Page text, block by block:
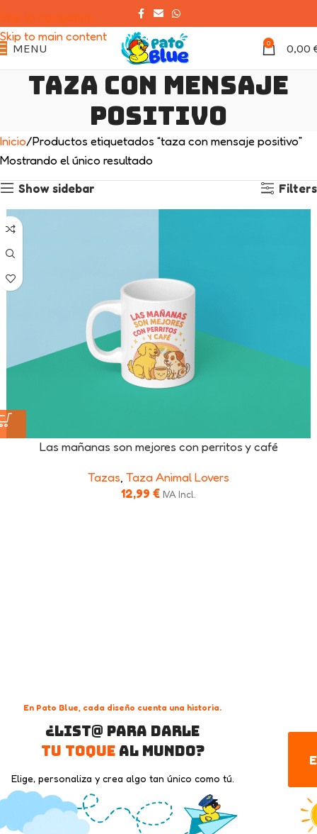
Skip to navigation
Skip to main content
MENU 0 0,00
taza con mensaje
positivo
Inicio Productos etiquetados “taza con mensaje positivo”
Mostrando el único resultado
Show sidebar
Filters
Las mañanas son mejores con perritos y café
Tazas Taza Animal Lovers
12,99 € IVA Incl.
En Pato Blue, cada diseño cuenta una historia.
¿List@ para darle
tu toqueal mundo?
Elige, personaliza y crea algo tan único como tú.